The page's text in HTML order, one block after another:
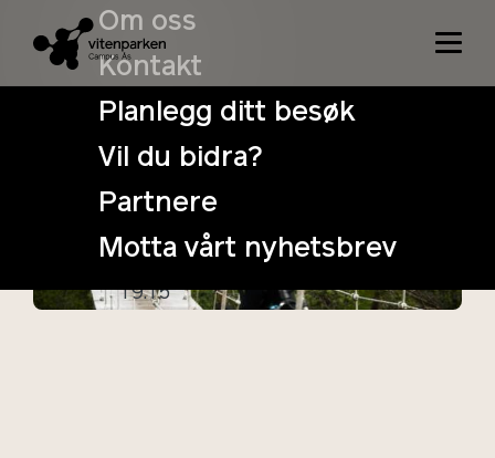
Om oss
Kontakt
Planlegg ditt besøk
Vil du bidra?
Partnere
Motta vårt nyhetsbrev
BIOTOUR-
konferansen
24. October Tidspunkt:
19:15